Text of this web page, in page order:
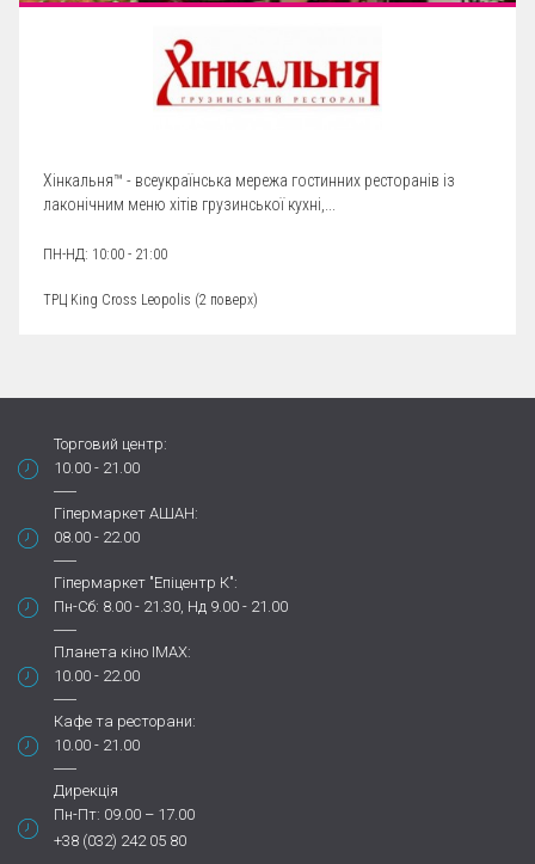
Хінкальня™ - всеукраїнська мережа гостинних ресторанів із
лаконічним меню хітів грузинської кухні,...
ПН-НД: 10:00 - 21:00
ТРЦ King Cross Leopolis (2 поверх)
Торговий центр:
10.00 - 21.00
Гіпермаркет АШАН:
08.00 - 22.00
Гіпермаркет "Епіцентр К":
Пн-Сб: 8.00 - 21.30, Нд 9.00 - 21.00
Планета кіно IMAX:
10.00 - 22.00
Кафе та ресторани:
10.00 - 21.00
Дирекція
Пн-Пт: 09.00 – 17.00
+38 (032) 242 05 80